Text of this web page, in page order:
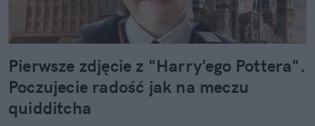
Pierwsze zdjęcie z "Harry'ego Pottera".
Poczujecie radość jak na meczu
quidditcha